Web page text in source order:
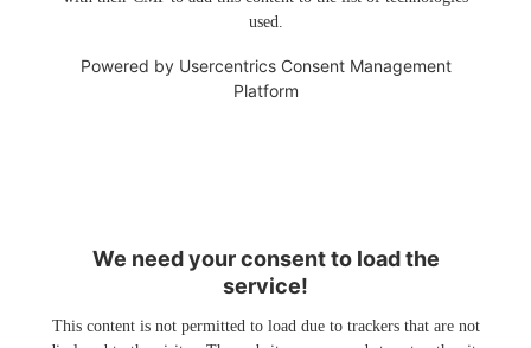
used.
Powered by Usercentrics Consent Management
Platform
We need your consent to load the
service!
This content is not permitted to load due to trackers that are not